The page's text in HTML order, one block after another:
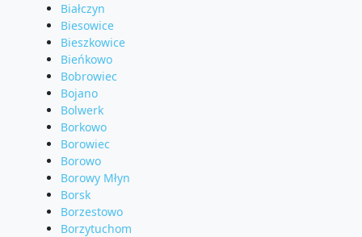
Białczyn
Biesowice
Bieszkowice
Bieńkowo
Bobrowiec
Bojano
Bolwerk
Borkowo
Borowiec
Borowo
Borowy Młyn
Borsk
Borzestowo
Borzytuchom